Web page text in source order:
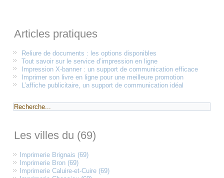
Articles pratiques
Reliure de documents : les options disponibles
Tout savoir sur le service d’impression en ligne
Impression X-banner : un support de communication efficace
Imprimer son livre en ligne pour une meilleure promotion
L’affiche publicitaire, un support de communication idéal
Les villes du (69)
Imprimerie Brignais (69)
Imprimerie Bron (69)
Imprimerie Caluire-et-Cuire (69)